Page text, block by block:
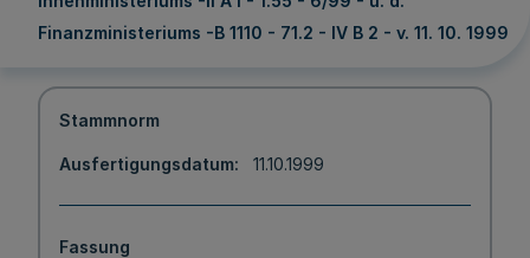
Finanzministeriums -B 1110 - 71.2 - IV B 2 - v. 11. 10. 1999
Stammnorm
Ausfertigungsdatum 11.10.1999
Fassung